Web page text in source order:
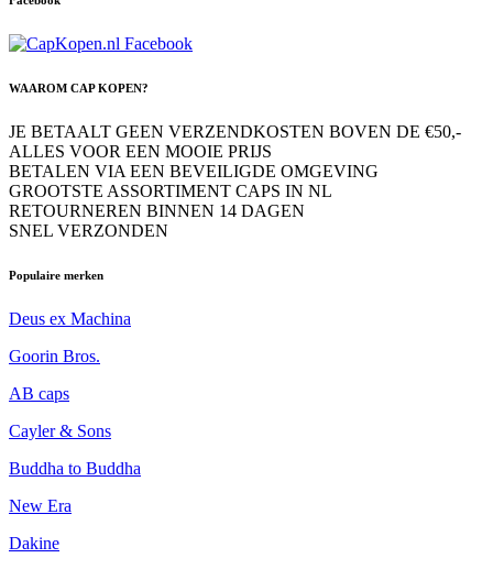
WAAROM CAP KOPEN?
JE BETAALT GEEN VERZENDKOSTEN BOVEN DE €50,-
ALLES VOOR EEN MOOIE PRIJS
BETALEN VIA EEN BEVEILIGDE OMGEVING
GROOTSTE ASSORTIMENT CAPS IN NL
RETOURNEREN BINNEN 14 DAGEN
SNEL VERZONDEN
Populaire merken
Deus ex Machina
Goorin Bros.
AB caps
Cayler & Sons
Buddha to Buddha
New Era
Dakine